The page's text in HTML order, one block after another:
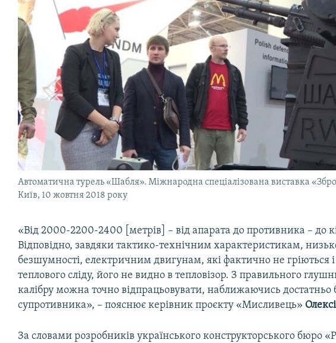
Автоматична турель «Шабля». Міжнародна спеціалізована виставка
Київ, 10 жовтня 2018 року
«Від 2000-2200-2400 [метрів] – від апарата до противника – до
Відповідно, завдяки тактико-технічним характеристикам,
безшумності, електричним двигунам, які фактично не гріються
теплового сліду, його не видно в тепловізор. З правильного
калібру можна точно відпрацьовувати, наближаючись достатньо
супротивника», – пояснює керівник проєкту «Мисливець»
За словами розробників українського конструкторського бюро